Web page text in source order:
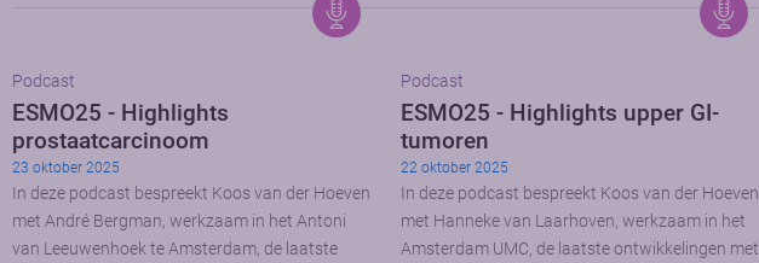
Podcast
ESMO25 - Highlights
prostaatcarcinoom
23 oktober 2025
In deze podcast bespreekt Koos van der Hoeven
met André Bergman, werkzaam in het Antoni
van Leeuwenhoek te Amsterdam, de laatste
Podcast
ESMO25 - Highlights upper GI-
tumoren
22 oktober 2025
In deze podcast bespreekt Koos van der Hoeven
met Hanneke van Laarhoven, werkzaam in het
Amsterdam UMC, de laatste ontwikkelingen met